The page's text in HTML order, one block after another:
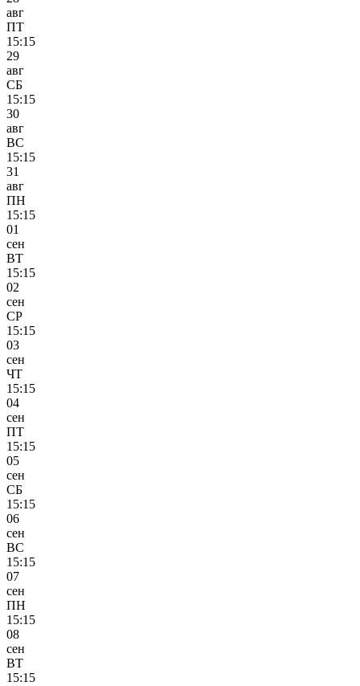
авг
ПТ
15:15
29
авг
СБ
15:15
30
авг
ВС
15:15
31
авг
ПН
15:15
01
сен
ВТ
15:15
02
сен
СР
15:15
03
сен
ЧТ
15:15
04
сен
ПТ
15:15
05
сен
СБ
15:15
06
сен
ВС
15:15
07
сен
ПН
15:15
08
сен
ВТ
15:15